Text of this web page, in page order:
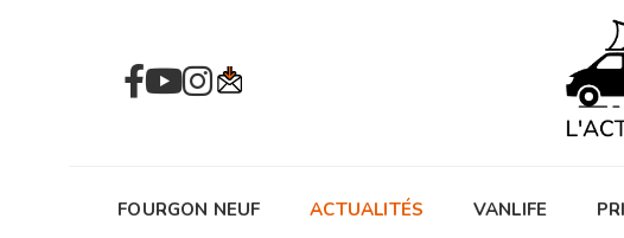
FOURGON NEUF ACTUALITÉS VANLIFE